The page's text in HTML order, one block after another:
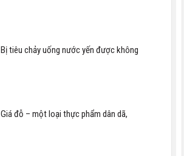
Bị tiêu chảy uống nước yến được không
Giá đỗ – một loại thực phẩm dân dã,